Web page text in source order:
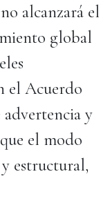
alcanzará el
global
el Acuerdo
advertencia y
el modo
estructural,